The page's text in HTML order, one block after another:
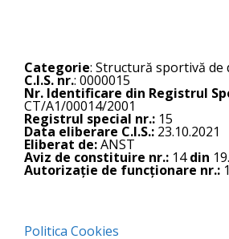
Categorie: Structură sportivă de
C.I.S. nr.: 0000015
Nr. Identificare din Registrul
CT/A1/00014/2001
Registrul special nr.: 15
Data eliberare C.I.S.: 23.10.2021
Eliberat de:ANST
Aviz de constituire nr.: 14din
Autorizație de funcționare nr.:
Politica Cookies